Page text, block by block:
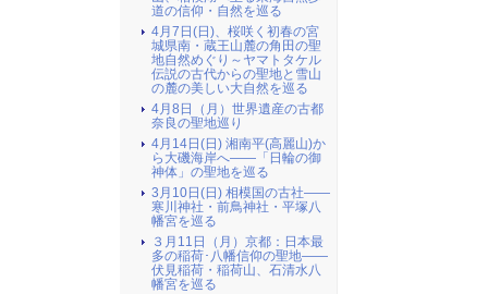
道の信仰・自然を巡る
4月7日(日)、桜咲く初春の宮
城県南・蔵王山麓の角田の聖
地自然めぐり～ヤマトタケル
伝説の古代からの聖地と雪山
の麓の美しい大自然を巡る
4月8日（月）世界遺産の古都
奈良の聖地巡り
4月14日(日) 湘南平(高麗山)か
ら大磯海岸へ――「日輪の御
神体」の聖地を巡る
3月10日(日) 相模国の古社――
寒川神社・前鳥神社・平塚八
幡宮を巡る
３月11日（月）京都：日本最
多の稲荷･八幡信仰の聖地――
伏見稲荷・稲荷山、石清水八
幡宮を巡る